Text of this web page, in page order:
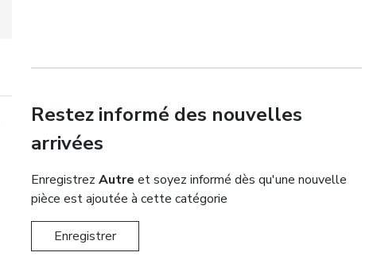
Restez informé des nouvelles
arrivées
Enregistrez Autre et soyez informé dès qu'une nouvelle
pièce est ajoutée à cette catégorie
Enregistrer